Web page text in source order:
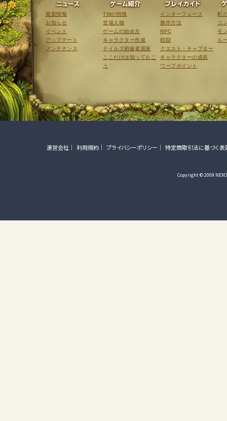
ニュース
最新情報
お知らせ
イベント
アップデート
メンテナンス
ゲーム紹介
TWの特徴
登場人物
ゲームの始め方
キャラクター作成
テイルズ初級者講座
ここだけは知っておこ
う
インターフェース
操作方法
NPC
戦闘
クエスト・チャプター
キャラクターの成長
ワープポイント
町
コ
モ
ル
運営会社 利用規約 プライバシーポリシー 特定商取引法に基づく表
Copyright © 2009